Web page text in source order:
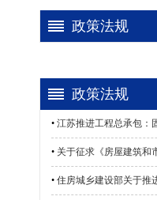
政策法规
政策法规
• 江苏推进工程总承包：
• 关于征求《房屋建筑和
• 住房城乡建设部关于推